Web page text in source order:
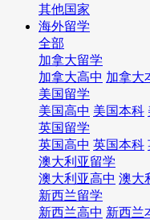
其他国家
海外留学
全部
加拿大留学
加拿大高中 加拿大
美国留学
美国高中 美国本科
英国留学
英国高中 英国本科
澳大利亚留学
澳大利亚高中 澳大
新西兰留学
新西兰高中 新西兰